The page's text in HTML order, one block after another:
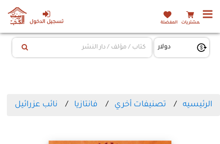
تسجيل الدخول المشتريات المفضلة
الرئيسيه تصنيفات أخري فانتازيا نائب عزرائيل